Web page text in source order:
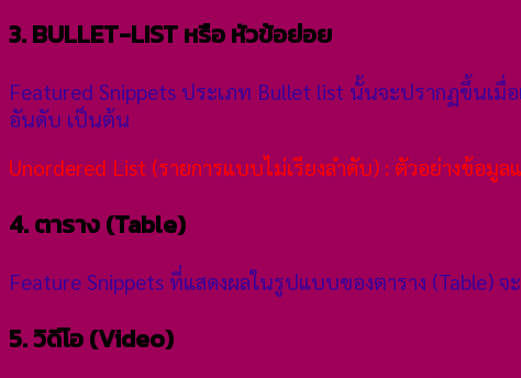
3. BULLET-LIST หรือ หัวข้อย่อย
Featured Snippets ประเภท Bullet list นั้นจะปรากฏขึ้นเ
อันดับ เป็นต้น
Unordered List (รายการแบบไม่เรียงลำดับ) : ตัวอย่างข้อมู
4. ตาราง (Table)
Feature Snippets ที่แสดงผลในรูปแบบของตาราง (Table)
5. วิดีโอ (Video)